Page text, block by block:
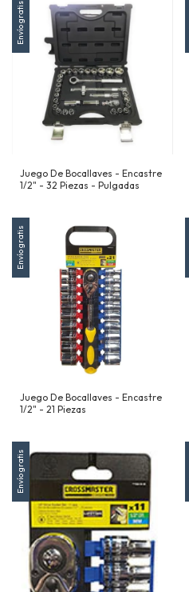
Envío gratis
Juego De Bocallaves - Encastre
1/2" - 32 Piezas - Pulgadas
Envío gratis
Juego De Bocallaves - Encastre
1/2" - 21 Piezas
Envío gratis